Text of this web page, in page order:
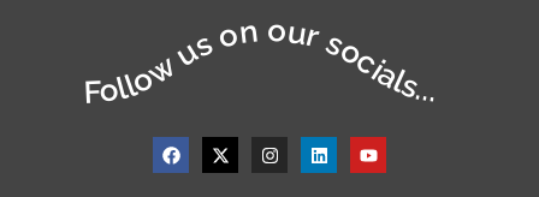
Follow us on our socials...